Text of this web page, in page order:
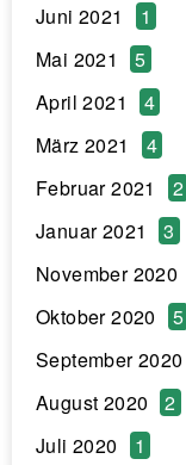
Juni 2021
1
Mai 2021
5
April 2021
4
März 2021
4
Februar 2021
2
Januar 2021
3
November 2020
Oktober 2020
5
September 2020
August 2020
2
Juli 2020
1